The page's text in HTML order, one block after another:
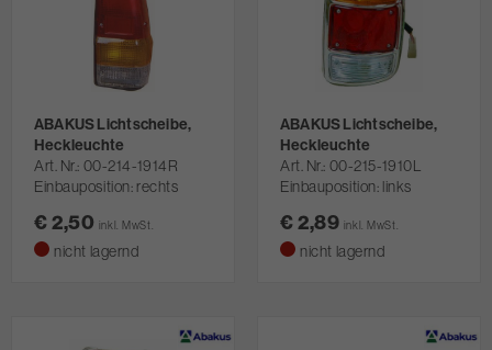
ABAKUS Lichtscheibe,
Heckleuchte
Art. Nr. 00-214-1914R
Einbauposition: rechts
€ 2,50 inkl. MwSt.
nicht lagernd
ABAKUS Lichtscheibe,
Heckleuchte
Art. Nr. 00-215-1910L
Einbauposition: links
€ 2,89 inkl. MwSt.
nicht lagernd